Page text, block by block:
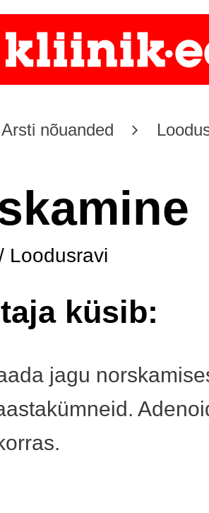
Arsti nõuanded
Loodusravi
küsib:
jagu